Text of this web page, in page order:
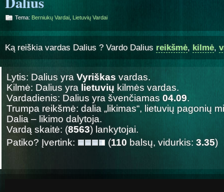
Tema: Berniukų Vardai Lietuvių Vardai
Ką reiškia vardas Dalius ? Vardo Dalius reikšmė, kilmė,
Lytis: Dalius yra Vyriškas vardas.
Kilmė: Dalius yra lietuvių kilmės vardas.
Vardadienis: Dalius yra švenčiamas 04.09.
Trumpa reikšmė: dalia „likimas“, lietuvių pagonių
Dalia – likimo dalytoja.
Vardą skaitė: (8563) lankytojai.
Patiko? Įvertink:
(110 balsų, vidurkis: 3.35)